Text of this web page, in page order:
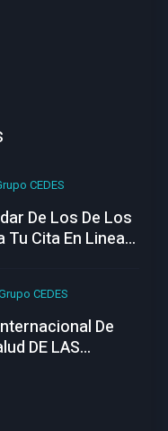
CEDES
De Los De Los
Cita En Linea
CEDES
De
DE LAS